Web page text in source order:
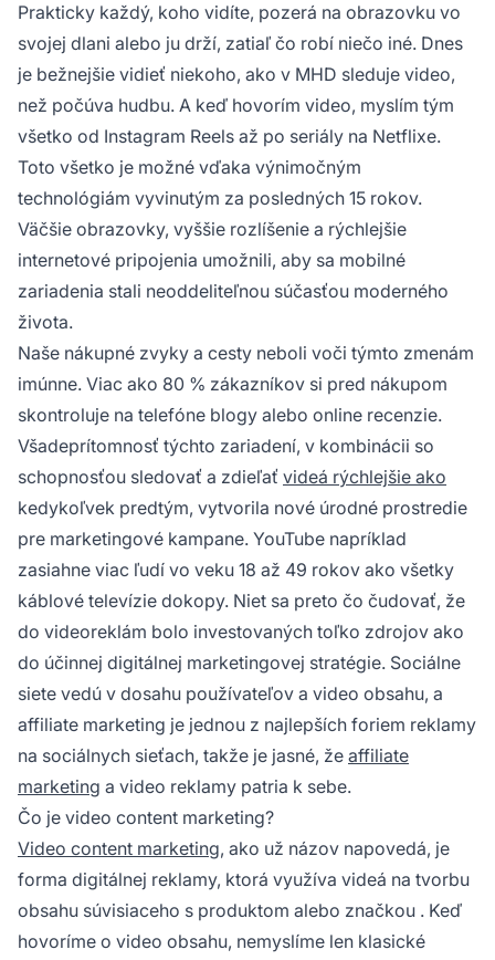
Prakticky každý, koho vidíte, pozerá na obrazovku vo
svojej dlani alebo ju drží, zatiaľ čo robí niečo iné. Dnes
je bežnejšie vidieť niekoho, ako v MHD sleduje video,
než počúva hudbu. A keď hovorím video, myslím tým
všetko od Instagram Reels až po seriály na Netflixe.
Toto všetko je možné vďaka výnimočným
technológiám vyvinutým za posledných 15 rokov.
Väčšie obrazovky, vyššie rozlíšenie a rýchlejšie
internetové pripojenia umožnili, aby sa mobilné
zariadenia stali neoddeliteľnou súčasťou moderného
života.
Naše nákupné zvyky a cesty neboli voči týmto zmenám
imúnne. Viac ako 80 % zákazníkov si pred nákupom
skontroluje na telefóne blogy alebo online recenzie.
Všadeprítomnosť týchto zariadení, v kombinácii so
schopnosťou sledovať a zdieľať videá rýchlejšie ako
kedykoľvek predtým, vytvorila nové úrodné prostredie
pre marketingové kampane. YouTube napríklad
zasiahne viac ľudí vo veku 18 až 49 rokov ako všetky
káblové televízie dokopy. Niet sa preto čo čudovať, že
do videoreklám bolo investovaných toľko zdrojov ako
do účinnej digitálnej marketingovej stratégie. Sociálne
siete vedú v dosahu používateľov a video obsahu, a
affiliate marketing je jednou z najlepších foriem reklamy
na sociálnych sieťach, takže je jasné, že affiliate
marketing a video reklamy patria k sebe.
Čo je video content marketing?
Video content marketing, ako už názov napovedá, je
forma digitálnej reklamy, ktorá využíva videá na tvorbu
obsahu súvisiaceho s produktom alebo značkou . Keď
hovoríme o video obsahu, nemyslíme len klasické